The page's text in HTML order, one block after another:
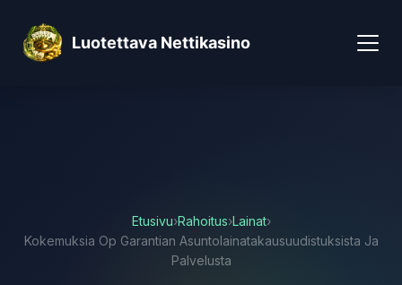
Luotettava Nettikasino
Etusivu›Rahoitus›Lainat›
Kokemuksia Op Garantian Asuntolainatakausuudistuksista Ja
Palvelusta